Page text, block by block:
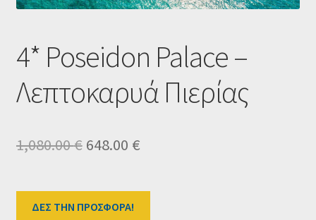
HOME
4* Poseidon Palace –
Λεπτοκαρυά Πιερίας
1,080.00€ Original
was:
648.00 €Η
τιμή
ΔΕΣ ΤΗΝ ΠΡΟΣΦΟΡΑ!